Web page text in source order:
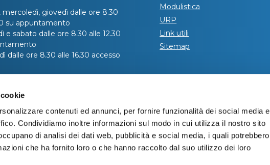
contenuti ed annunci, per fornire funzionalità dei social media e
Condividiamo inoltre informazioni sul modo in cui utilizza il nostro sito
di analisi dei dati web, pubblicità e social media, i quali potrebbero
che ha fornito loro o che hanno raccolto dal suo utilizzo dei loro
mercoledì, giovedì dalle ore 8.30
su appuntamento
e sabato dalle ore 8.30 alle 12.30
dalle ore 8.30 alle 16.30 accesso
verde 800 99 31 31 (contatto
disponibile da lunedì a venerdì
8:00 alle 20:00 – il sabato dalle
Modulistica
URP
Link utili
Sitemap